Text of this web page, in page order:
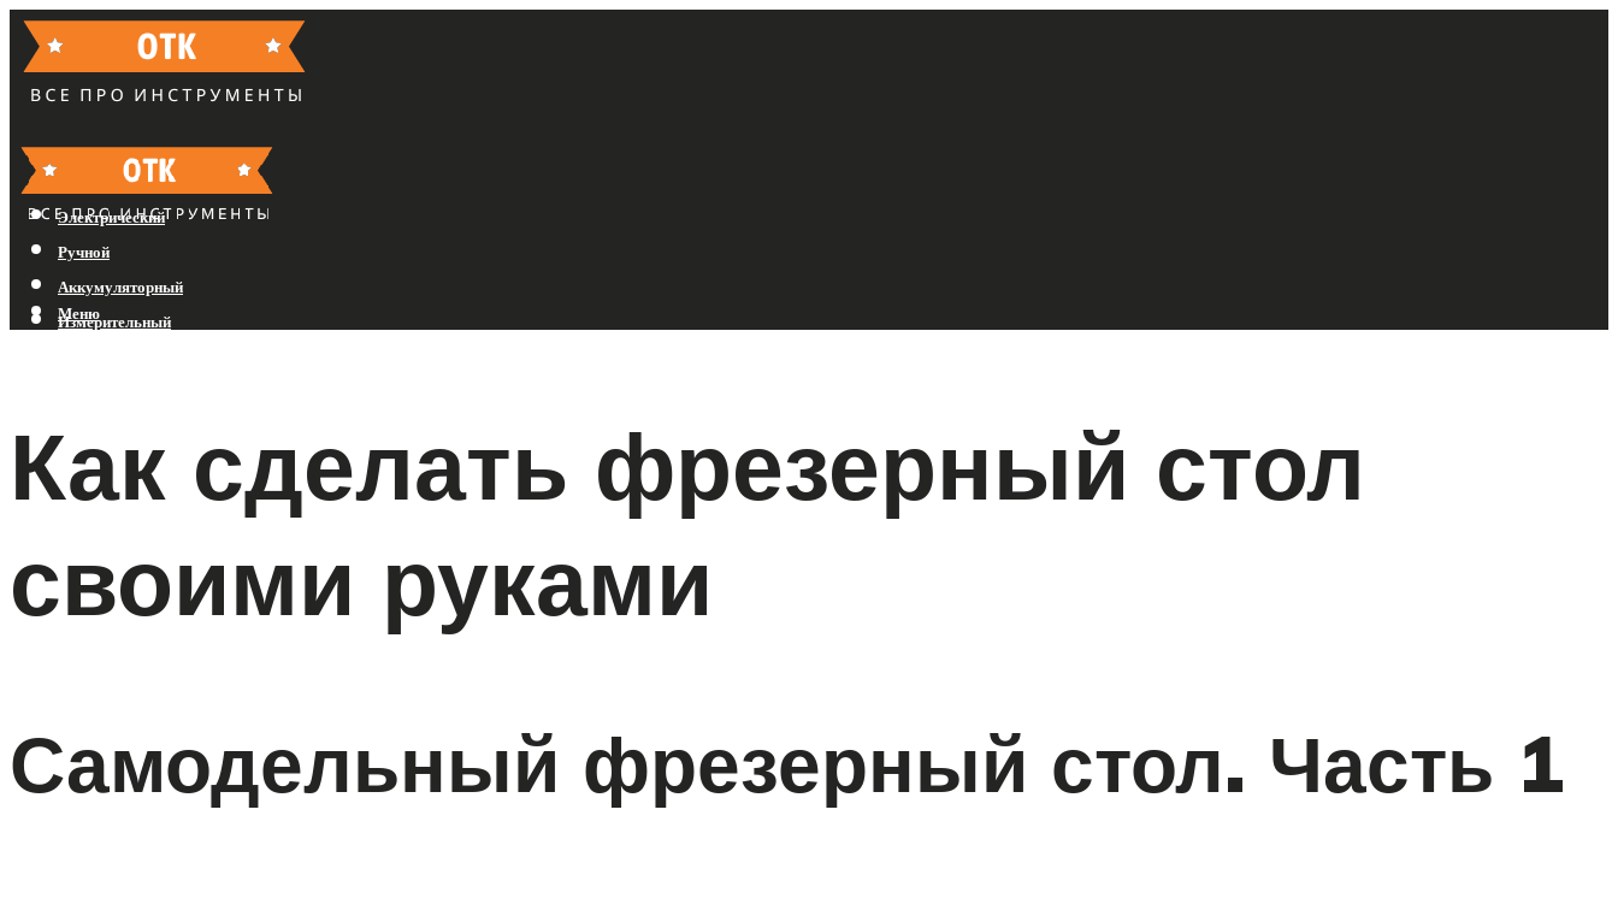
Бензиновый
Электрический
Ручной
Аккумуляторный
Измерительный
Меню
Как сделать фрезерный стол
своими руками
Самодельный фрезерный стол. Часть 1